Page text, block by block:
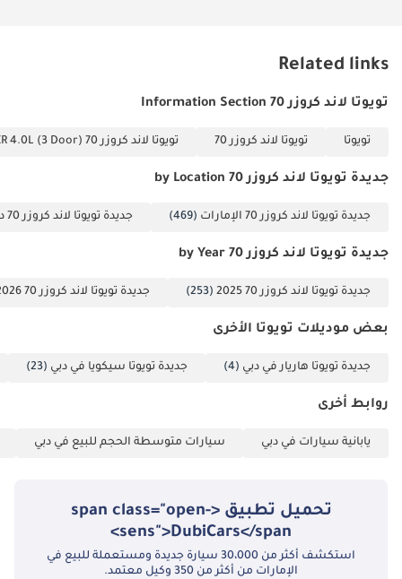
Related links
تويوتا لاند كروزر 70 Information Section
تويوتا تويوتا لاند كروزر 70 تويوتا لاند كروزر 70 VXR 4.0L (3 Door)
جديدة تويوتا لاند كروزر 70 by Location
جديدة تويوتا لاند كروزر 70 الإمارات (469) جديدة تويوتا لاند كروزر 70 دبي
جديدة تويوتا لاند كروزر 70 by Year
جديدة تويوتا لاند كروزر 70 2025 (253) جديدة تويوتا لاند كروزر 70 2026
بعض موديلات تويوتا الأخرى
جديدة تويوتا هاريار في دبي (4) جديدة تويوتا سيكويا في دبي (23)
روابط أخرى
يابانية سيارات في دبي سيارات متوسطة الحجم للبيع في دبي
تحميل تطبيق <span class="open-
sens">DubiCars</span>
استكشف أكثر من 30،000 سيارة جديدة ومستعملة للبيع في
الإمارات من أكثر من 350 وكيل معتمد.